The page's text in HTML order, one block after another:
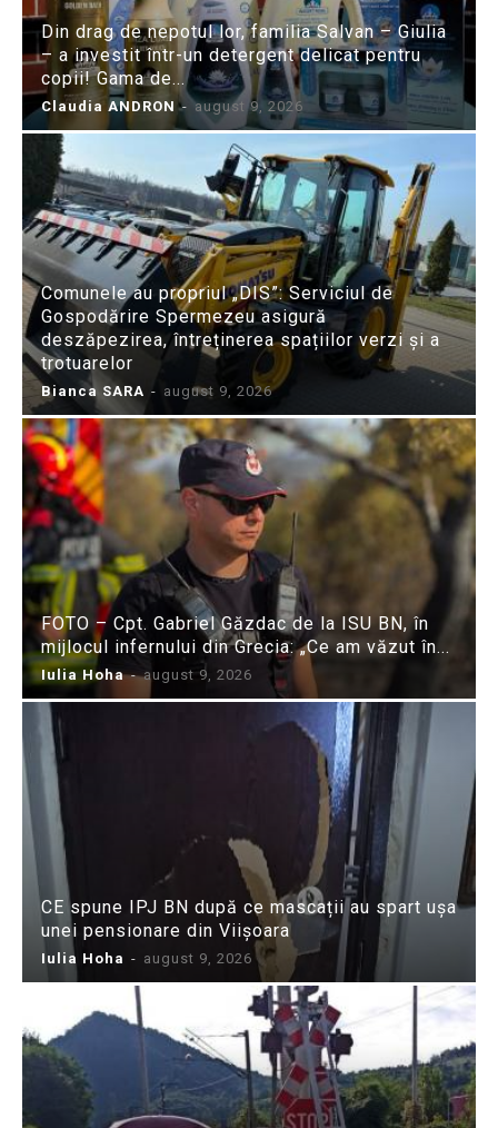
Din drag de nepotul lor, familia Salvan – Giulia
– a investit într-un detergent delicat pentru
copii! Gama de...
Claudia ANDRON - august 9, 2026
Comunele au propriul „DIS”: Serviciul de
Gospodărire Spermezeu asigură
deszăpezirea, întreținerea spațiilor verzi și a
trotuarelor
Bianca SARA - august 9, 2026
FOTO – Cpt. Gabriel Găzdac de la ISU BN, în
mijlocul infernului din Grecia: „Ce am văzut în...
Iulia Hoha - august 9, 2026
CE spune IPJ BN după ce mascații au spart ușa
unei pensionare din Viișoara
Iulia Hoha - august 9, 2026